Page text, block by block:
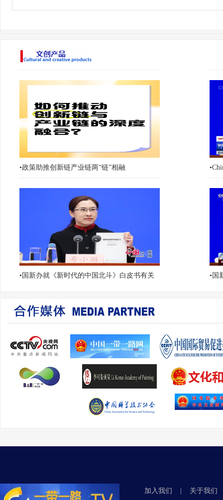
•政策助推创新链产业链两“链”相融 •
• 国新办就《新时代的中国北斗》白皮书有关 • 国
加入我们
关于我们